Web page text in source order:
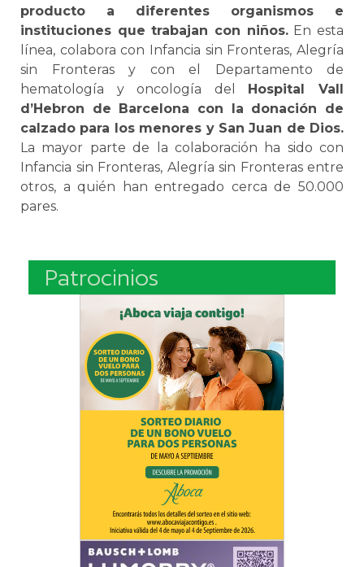
producto a diferentes organismos e
instituciones que trabajan con niños.En esta
línea, colabora con Infancia sin Fronteras, Alegría
sin Fronteras y con el Departamento de
hematología y oncología del Hospital Vall
d’Hebron de Barcelona con la donación de
calzado para los menores y San Juan de Dios.
La mayor parte de la colaboración ha sido con
Infancia sin Fronteras, Alegría sin Fronteras entre
otros, a quién han entregado cerca de 50.000
pares.
Patrocinios